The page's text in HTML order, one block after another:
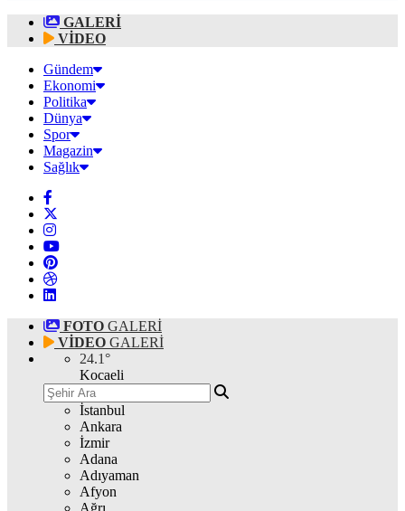
GALERİ
VİDEO
Gündem
Ekonomi
Politika
Dünya
Spor
Magazin
Sağlık
FOTO GALERİ
VİDEO GALERİ
24.1°
Kocaeli
İstanbul
Ankara
İzmir
Adana
Adıyaman
Afyon
Ağrı